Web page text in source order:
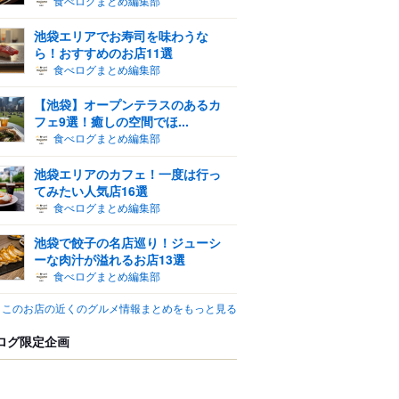
池袋エリアでお寿司を味わうな
ら！おすすめのお店11選
食べログまとめ編集部
【池袋】オープンテラスのあるカ
フェ9選！癒しの空間でほ...
食べログまとめ編集部
池袋エリアのカフェ！一度は行っ
てみたい人気店16選
食べログまとめ編集部
池袋で餃子の名店巡り！ジューシ
ーな肉汁が溢れるお店13選
食べログまとめ編集部
このお店の近くのグルメ情報まとめをもっと見る
グ限定企画